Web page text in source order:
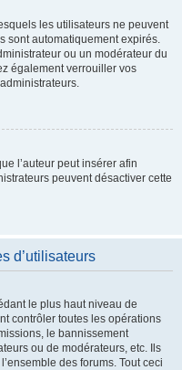
les utilisateurs ne peuvent
sont automatiquement expirés.
ou un modérateur du
également verrouiller vos
l’auteur peut insérer afin
peuvent désactiver cette
d’utilisateurs
le plus haut niveau de
contrôler toutes les opérations
le bannissement
ou de modérateurs, etc. Ils
des forums. Tout ceci